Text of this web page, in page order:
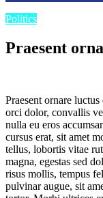
Politics
Praesent
Praesent ornare
orci dolor, convallis
nulla eu eros
cursus erat, sit amet
tellus, lobortis vitae
magna, egestas sed
risus mollis, tempus
pulvinar augue, sit